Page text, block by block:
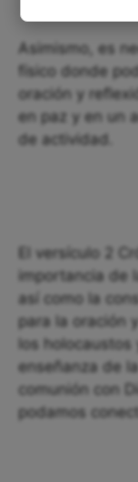
Asimismo, es
físico donde
oración y
en paz y en un
de actividad.
El versículo 2
importancia de
así como la
para la oración
los
enseñanza de
comunión con
podamos